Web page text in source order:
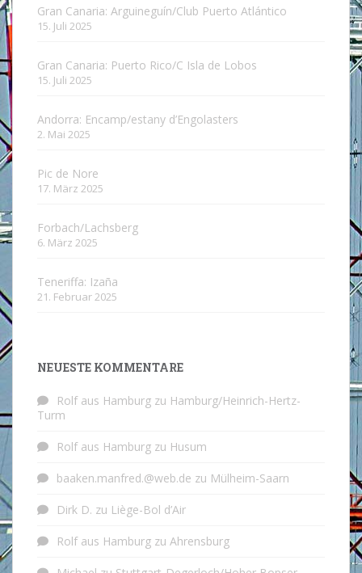
Gran Canaria: Arguineguín/Club Puerto Atlántico
15. Juli 2025
Gran Canaria: Puerto Rico/C Isla de Lobos
15. Juli 2025
Andorra: Encamp/estany d’Engolasters
2. Mai 2025
Pic de Nore
17. März 2025
Forbach/Lachsberg
6. März 2025
Teneriffa: Izaña
21. Februar 2025
NEUESTE KOMMENTARE
Rolf aus Hamburg zu Hamburg/Heinrich-Hertz-
Turm
Rolf aus Hamburg zu Husum
baaken.manfred.@web.de zu Mülheim-Saarn
Dirk D. zu Liège-Bol d’Air
Rolf aus Hamburg zu Ahrensburg